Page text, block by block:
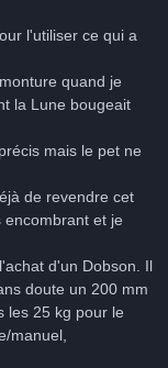
l'utiliser ce qui a
quand je
la Lune bougeait
mais le pet ne
de revendre cet
et je
d'un Dobson. Il
doute un 200 mm
les 25 kg pour le
manuel,